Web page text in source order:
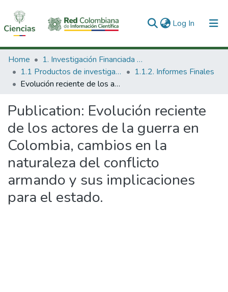
Log In (current)
Communities & Collections
All of DSpace
Home
1. Investigación Financiada con Recursos Públicos
1.1 Productos de investigación
1.1.2. Informes Finales
Evolución reciente de los actores de la guerra en Colombia, cambios en la naturaleza del conflicto armando y sus implicaciones para el estado.
Publication: Evolución reciente
de los actores de la guerra en
Colombia, cambios en la
naturaleza del conflicto
armando y sus implicaciones
para el estado.